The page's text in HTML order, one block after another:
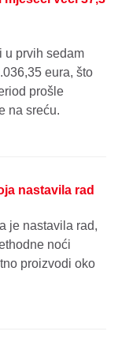
u prvih sedam
eura, što
prošle
na sreću.
nastavila rad
je nastavila rad,
noći
proizvodi oko